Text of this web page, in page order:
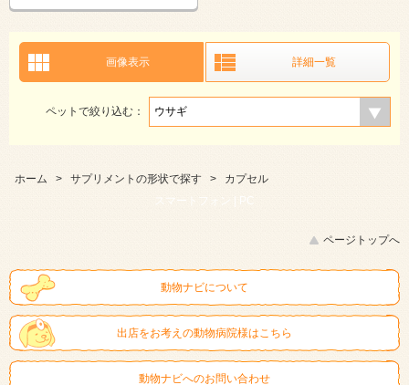
画像表示 詳細一覧
ペットで絞り込む：
ホーム > サプリメントの形状で探す >
カプセル
スマートフォン |
PC
ページトップへ
動物ナビについて
出店をお考えの動物病院様はこちら
動物ナビへのお問い合わせ